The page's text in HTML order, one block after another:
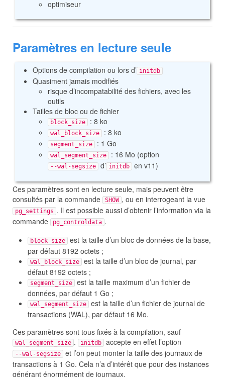
optimiseur
Paramètres en lecture seule
Options de compilation ou lors d’ initdb
Quasiment jamais modifiés
risque d’incompatabilité des fichiers, avec les
outils
Tailles de bloc ou de fichier
block_size : 8 ko
wal_block_size : 8 ko
segment_size : 1 Go
wal_segment_size : 16 Mo (option
--wal-segsize d’ initdb en v11)
Ces paramètres sont en lecture seule, mais peuvent être
consultés par la commande
SHOW , ou en interrogeant la vue
pg_settings . Il est possible aussi d’obtenir l’information via la
commande
pg_controldata .
block_size
est la taille d’un bloc de données de la base,
par défaut 8192 octets ;
wal_block_size
est la taille d’un bloc de journal, par
défaut 8192 octets ;
segment_size
est la taille maximum d’un fichier de
données, par défaut 1 Go ;
wal_segment_size
est la taille d’un fichier de journal de
transactions (WAL), par défaut 16 Mo.
Ces paramètres sont tous fixés à la compilation, sauf
wal_segment_size . initdb accepte en effet l’option
--wal-segsize
et l’on peut monter la taille des journaux de
transactions à 1 Go. Cela n’a d’intérêt que pour des instances
générant énormément de journaux.